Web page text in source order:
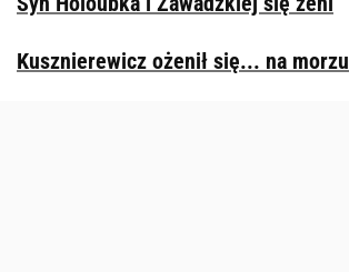
Kusznierewicz ożenił się... na morzu